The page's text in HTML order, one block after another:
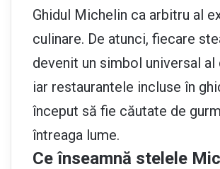
Ghidul Michelin ca arbitru al
culinare. De atunci, fiecare
devenit un simbol universal
iar restaurantele incluse în
început să fie căutate de
întreaga lume.
Ce înseamnă stelele